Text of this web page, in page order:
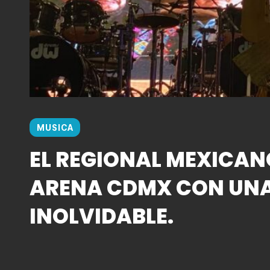
MUSICA
EL REGIONAL
ARENA CDMX CON
INOLVIDABLE.